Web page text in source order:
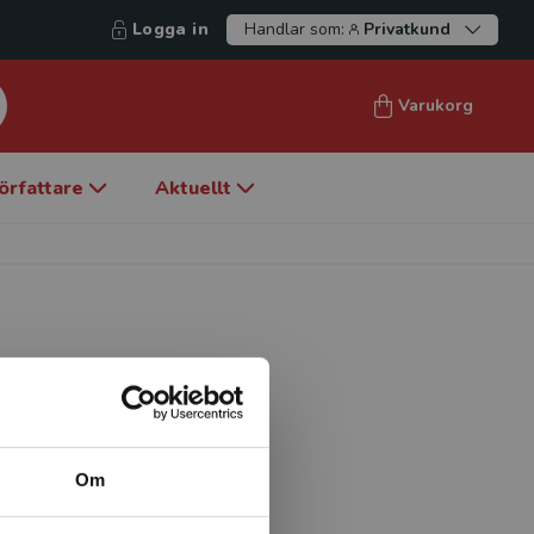
Om
Logga in Handlar som: Privatkund
Varukorg
Aktuellt
för folkhälsovetenskap vid
forskningsprojekt
med en avhandling om